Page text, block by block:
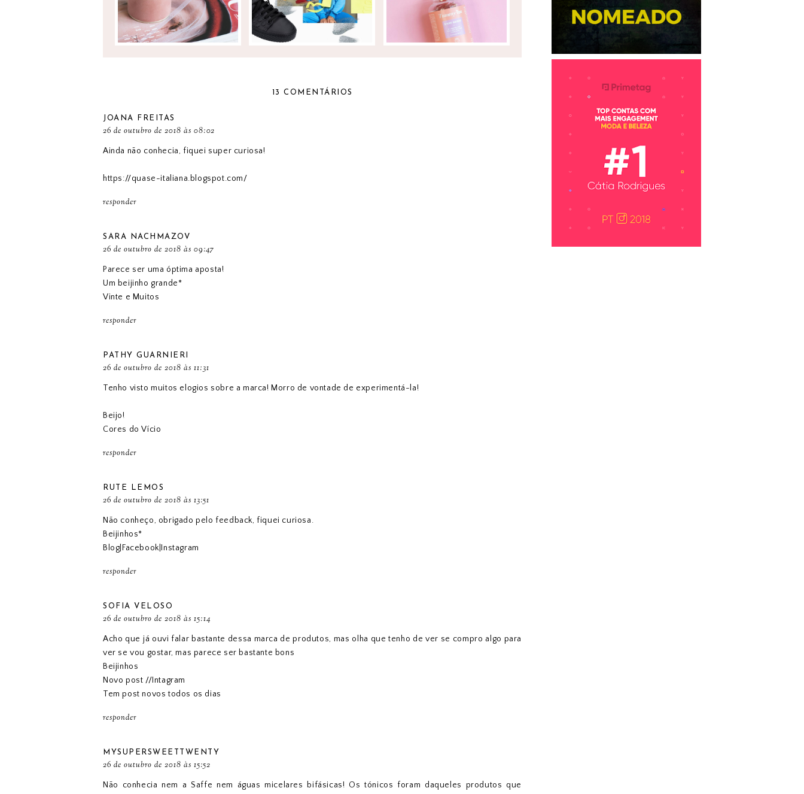
13 COMENTÁRIOS
JOANA FREITAS
26 de outubro de 2018 às 08:02
Ainda não conhecia, fiquei super curiosa!
https://quase-italiana.blogspot.com/
responder
SARA NACHMAZOV
26 de outubro de 2018 às 09:47
Parece ser uma óptima aposta!
Um beijinho grande*
Vinte e Muitos
responder
PATHY GUARNIERI
26 de outubro de 2018 às 11:31
Tenho visto muitos elogios sobre a marca! Morro de vontade de experimentá-la!
Beijo!
Cores do Vício
responder
RUTE LEMOS
26 de outubro de 2018 às 13:51
Não conheço, obrigado pelo feedback, fiquei curiosa.
Beijinhos*
Blog |Facebook |Instagram
responder
SOFIA VELOSO
26 de outubro de 2018 às 15:14
Acho que já ouvi falar bastante dessa marca de produtos, mas olha que tenho de ver se compro algo para
ver se vou gostar, mas parece ser bastante bons
Beijinhos
Novo post //Intagram
Tem post novos todos os dias
responder
MYSUPERSWEETTWENTY
26 de outubro de 2018 às 15:52
Não conhecia nem a Saffe nem águas micelares bifásicas! Os tónicos foram daqueles produtos que